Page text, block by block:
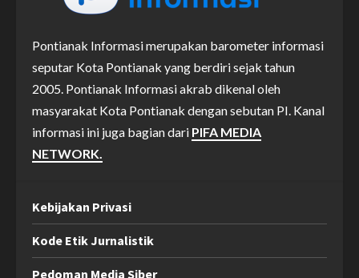
Pontianak Informasi merupakan barometer informasi
seputar Kota Pontianak yang berdiri sejak tahun
2005. Pontianak Informasi akrab dikenal oleh
masyarakat Kota Pontianak dengan sebutan PI. Kanal
informasi ini juga bagian dari PIFA MEDIA
NETWORK.
Kebijakan Privasi
Kode Etik Jurnalistik
Pedoman Media Siber